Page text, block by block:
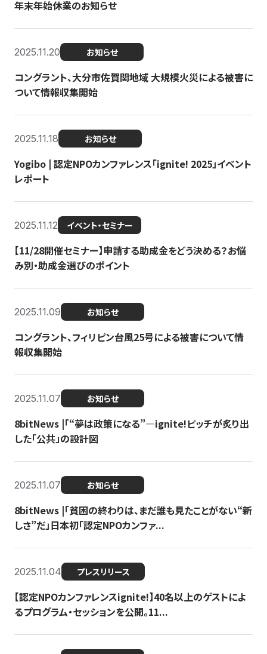
年末年始休業のお知らせ
2025.11.20 お知らせ
コングラント、大分市佐賀関地域 大規模火災による被害に
ついて情報収集開始
2025.11.18 お知らせ
Yogibo | 認定NPOカンファレンス「ignite! 2025」イベント
レポート
2025.11.12 イベント・セミナー
【11/28開催セミナー】申請する助成金をどう決める？お悩
み別・助成金選びのポイント
2025.11.09 お知らせ
コングラント、フィリピン台風25号による被害について情
報収集開始
2025.11.07 お知らせ
8bitNews |「“夢は政策になる”—ignite!ピッチが炙り出
した「公共」の設計図
2025.11.07 お知らせ
8bitNews |「貧困の終わりは、まだ誰も見たことがない“新
しさ”だ」日本初「認定NPOカンファ...
2025.11.04 プレスリリース
【認定NPOカンファレンスignite!】40名以上のゲストによ
るプログラム・セッションを公開。11...